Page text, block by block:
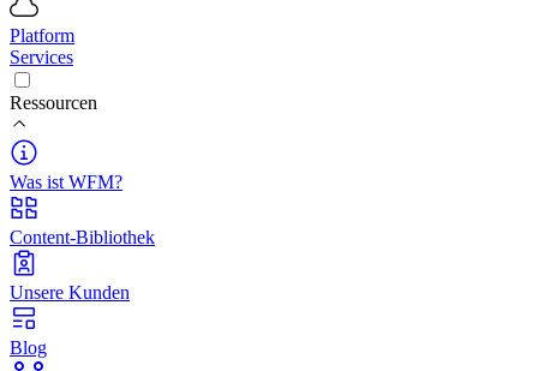
Platform
Services
Ressourcen
Was ist WFM?
Content-Bibliothek
Unsere Kunden
Blog